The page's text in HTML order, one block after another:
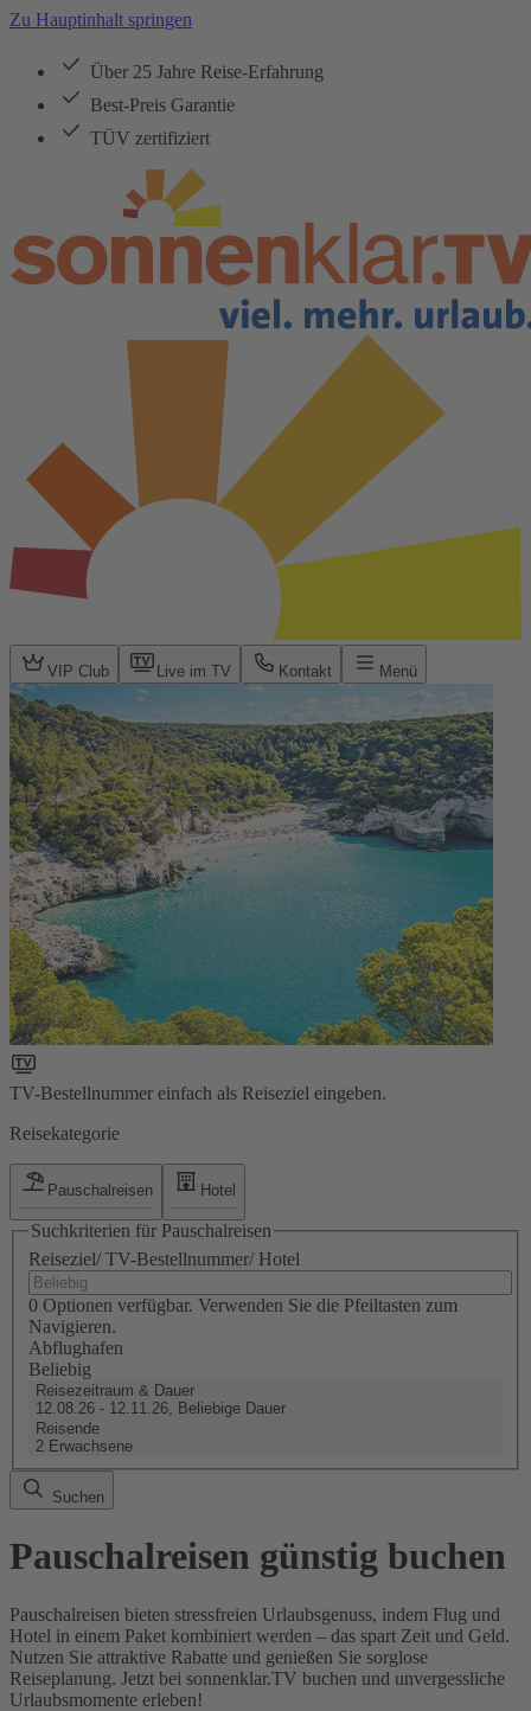
Zu Hauptinhalt springen
Über 25 Jahre Reise-Erfahrung
Best-Preis Garantie
TÜV zertifiziert
VIP Club Live im TV Kontakt Menü
TV-Bestellnummer einfach als Reiseziel eingeben.
Reisekategorie
Pauschalreisen Hotel
Suchkriterien für Pauschalreisen
Reiseziel/ TV-Bestellnummer/ Hotel
0 Optionen verfügbar. Verwenden Sie die Pfeiltasten zum
Navigieren.
Abflughafen
Beliebig
Reisezeitraum & Dauer
12.08.26 - 12.11.26, Beliebige Dauer
Reisende
2 Erwachsene
Suchen
Pauschalreisen günstig buchen
Pauschalreisen bieten stressfreien Urlaubsgenuss, indem Flug und
Hotel in einem Paket kombiniert werden – das spart Zeit und Geld.
Nutzen Sie attraktive Rabatte und genießen Sie sorglose
Reiseplanung. Jetzt bei sonnenklar.TV buchen und unvergessliche
Urlaubsmomente erleben!